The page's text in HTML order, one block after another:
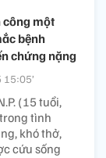
một
bệnh
chứng nặng
(15 tuổi,
tình
khó thở,
cứu sống